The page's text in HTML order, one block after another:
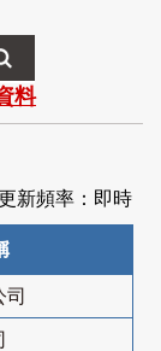
料
新頻率：即時